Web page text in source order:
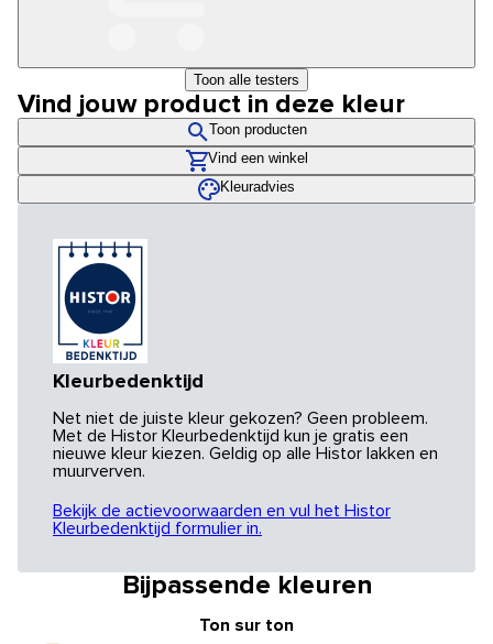
Toon alle testers
Vind jouw product in deze kleur
Toon producten
Vind een winkel
Kleuradvies
Kleurbedenktijd
Net niet de juiste kleur gekozen? Geen probleem.
Met de Histor Kleurbedenktijd kun je gratis een
nieuwe kleur kiezen. Geldig op alle Histor lakken en
muurverven.
Bekijk de actievoorwaarden en vul het Histor
Kleurbedenktijd formulier in.
Bijpassende kleuren
Ton sur ton